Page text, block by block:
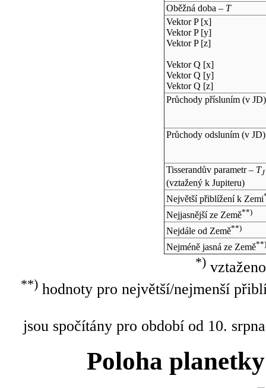
Oběžná doba – T
Vektor P [x]
Vektor P [y]
Vektor P [z]
Vektor Q [x]
Vektor Q [y]
Vektor Q [z]
Průchody přísluním (v JD)
Průchody odsluním (v JD)
Tisserandův parametr – TJ
(vztažený k Jupiteru)
Největší přiblížení k Zemi
Nejjasnější ze Země**)
Nejdále od Země**)
Nejméně jasná ze Země**)
*)
**)hodnoty pro největší/nejmenší
jsou spočítány pro období od 10.
Poloha